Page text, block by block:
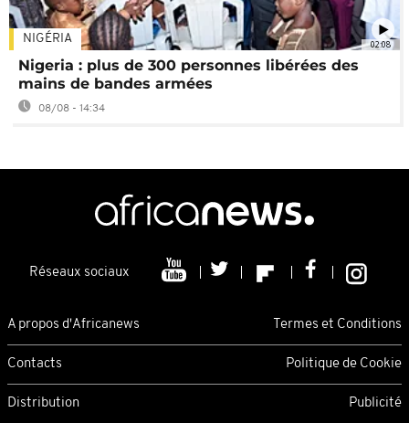
02:08
NIGÉRIA
Nigeria : plus de 300 personnes libérées des
mains de bandes armées
08/08 - 14:34
Réseaux sociaux
A propos d'Africanews Termes et Conditions
Contacts Politique de Cookie
Distribution Publicité